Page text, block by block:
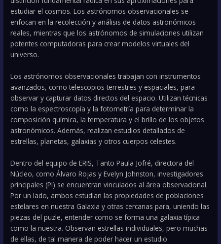
estudiar el cosmos. Los astrónomos observacionales se
enfocan en la recolección y análisis de datos astronómicos
reales, mientras que los astrónomos de simulaciones utilizan
potentes computadoras para crear modelos virtuales del
universo.
Los astrónomos observacionales trabajan con instrumentos
avanzados, como telescopios terrestres y espaciales, para
observar y capturar datos directos del espacio. Utilizan técnicas
como la espectroscopía y la fotometría para determinar la
composición química, la temperatura y el brillo de los objetos
astronómicos. Además, realizan estudios detallados de
estrellas, planetas, galaxias y otros cuerpos celestes.
Dentro del equipo de ERIS, Tanto Paula Jofré, directora del
Núcleo, como Álvaro Rojas y Evelyn Johnston, investigadores
principales (PI) se encuentran vinculados al área observacional.
Por un lado, ambos estudian las propiedades de poblaciones
estelares en nuestra Galaxia y otras cercanas para, uniendo las
piezas del puzle, entender como se forma una galaxia típica
como la nuestra. Observan estrellas individuales, pero muchas
de ellas, de tal manera de poder hacer un estudio